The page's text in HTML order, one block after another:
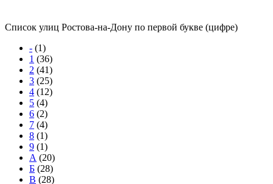
Список улиц Ростова-на-Дону по первой букве (цифре)
- (1)
1 (36)
2 (41)
3 (25)
4 (12)
5 (4)
6 (2)
7 (4)
8 (1)
9 (1)
А (20)
Б (28)
В (28)